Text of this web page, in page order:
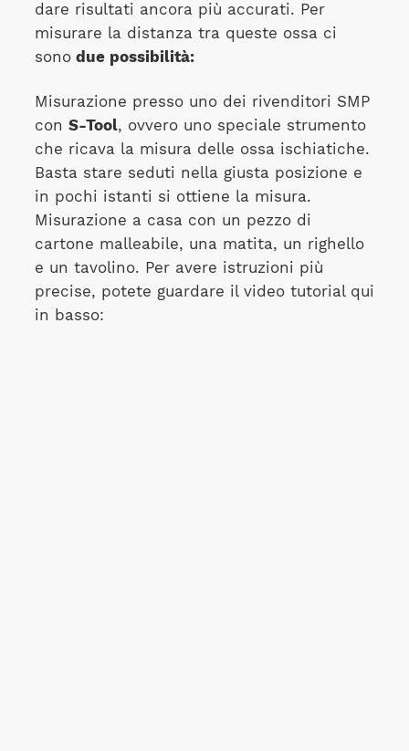
dare risultati ancora più accurati. Per
misurare la distanza tra queste ossa ci
sonodue possibilità:
Misurazione presso uno dei rivenditori SMP
con S-Tool, ovvero uno speciale strumento
che ricava la misura delle ossa ischiatiche.
Basta stare seduti nella giusta posizione e
in pochi istanti si ottiene la misura.
Misurazione a casa con un pezzo di
cartone malleabile, una matita, un righello
e un tavolino. Per avere istruzioni più
precise, potete guardare il video tutorial qui
in basso: